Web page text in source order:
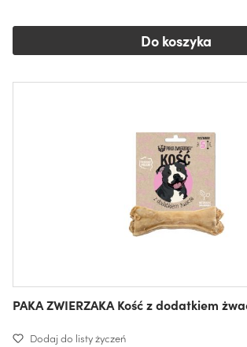
Do koszyka
PAKA ZWIERZAKA Kość z dodatkiem
Dodaj do listy życzeń